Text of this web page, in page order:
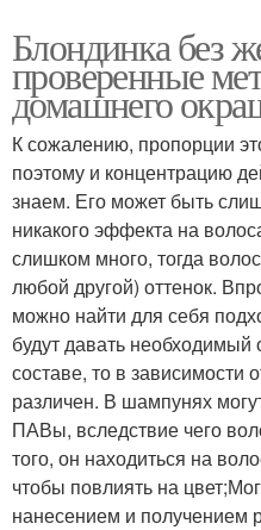
Блондинка без
проверенные
домашнего
К сожалению, пропорции
поэтому и концентрацию
знаем. Его может быть
никакого эффекта на
слишком много, тогда
любой другой) оттенок.
можно найти для себя
будут давать необходимый
составе, то в зависимости
различен. В шампунях
ПАВы, вследствие чего
того, он находиться на
чтобы повлиять на
нанесением и получением